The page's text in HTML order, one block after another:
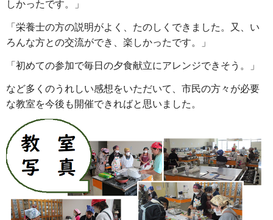
しかったです。」
「栄養士の方の説明がよく、たのしくできました。又、い
ろんな方との交流ができ、楽しかったです。」
「初めての参加で毎日の夕食献立にアレンジできそう。」
など多くのうれしい感想をいただいて、市民の方々が必要
な教室を今後も開催できればと思いました。